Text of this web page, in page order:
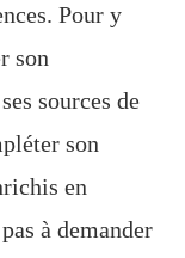
Pour y
son
sources de
son
en
à demander